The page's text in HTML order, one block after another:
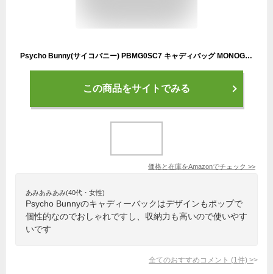
Psycho Bunny(サイコバニー) PBMG0SC7 キャディバッグ MONOGRAM メンズ ゴルフバッグ (ネイビー(30))
この商品をサイトでみる
価格と在庫をAmazonでチェック >>
あみあみあみ(40代・女性)
Psycho Bunnyのキャディーバックはデザインもポップで
個性的なのでおしゃれですし、収納力も高いので使いやす
いです
全てのおすすめコメント (1 件) >